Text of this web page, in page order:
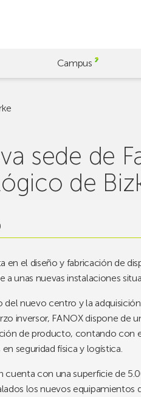
Campus
sede de
de
en el diseño y fabricación de
a unas nuevas instalaciones
del nuevo centro y la
inversor, FANOX dispone de
de producto, contando con
seguridad física y logística.
cuenta con una superficie de
los nuevos equipamientos